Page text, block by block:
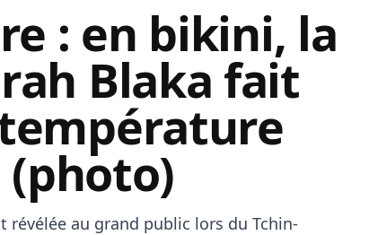
: en bikini, la
Blaka fait
révélée au grand public lors du Tchin-